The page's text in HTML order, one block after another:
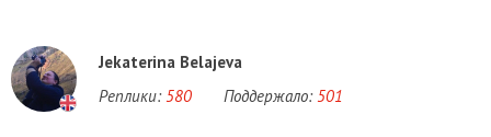
Jekaterina Belajeva
Реплики: 580 Поддержало: 501